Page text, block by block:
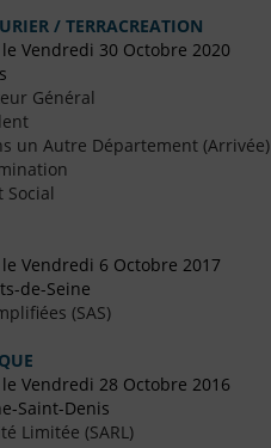
/ TERRACREATION
Vendredi 30 Octobre 2020
Général
un Autre Département (Arrivée)
Vendredi 6 Octobre 2017
de-Seine
(SAS)
Vendredi 28 Octobre 2016
Saint-Denis
Limitée (SARL)